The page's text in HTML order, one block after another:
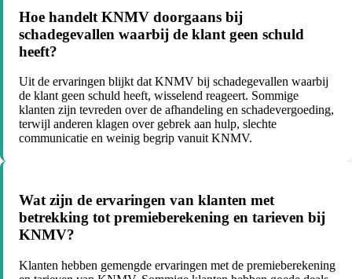
Hoe handelt KNMV doorgaans bij
schadegevallen waarbij de klant geen schuld
heeft?
Uit de ervaringen blijkt dat KNMV bij schadegevallen waarbij
de klant geen schuld heeft, wisselend reageert. Sommige
klanten zijn tevreden over de afhandeling en schadevergoeding,
terwijl anderen klagen over gebrek aan hulp, slechte
communicatie en weinig begrip vanuit KNMV.
Wat zijn de ervaringen van klanten met
betrekking tot premieberekening en tarieven bij
KNMV?
Klanten hebben gemengde ervaringen met de premieberekening